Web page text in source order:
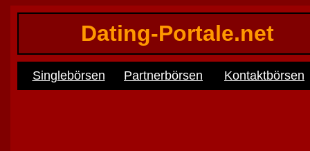
Dating-Portale.net
Singlebörsen Partnerbörsen Kontaktbörsen